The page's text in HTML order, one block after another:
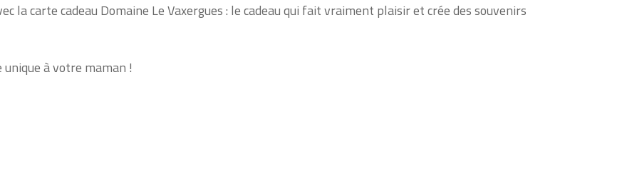
la carte cadeau Domaine Le Vaxergues : le cadeau qui fait vraiment plaisir et crée des souvenirs
à votre maman !